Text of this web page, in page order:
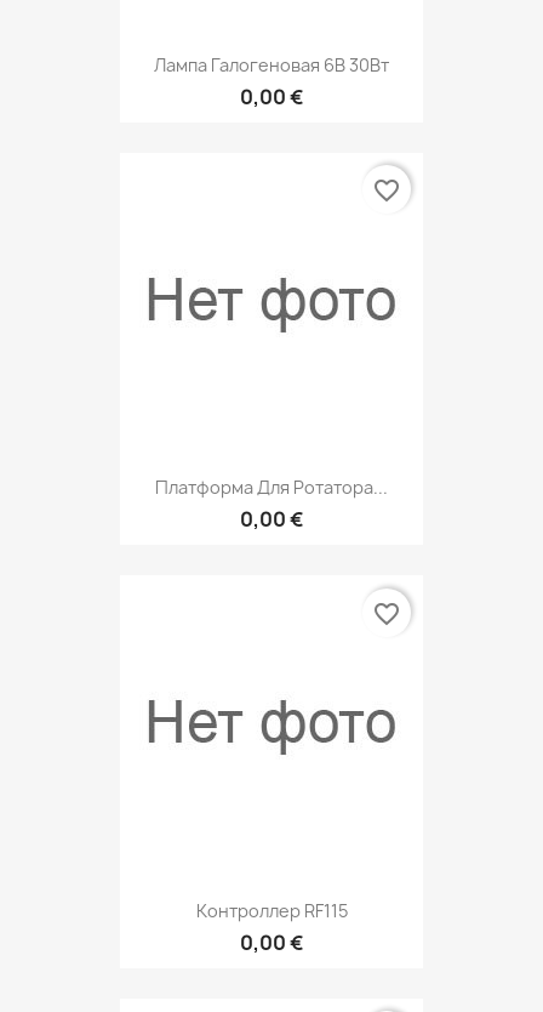
Лампа Галогеновая 6В 30Вт
0,00 €
Платформа Для Ротатора...
0,00 €
favorite_border
Контроллер RF115
0,00 €
favorite_border